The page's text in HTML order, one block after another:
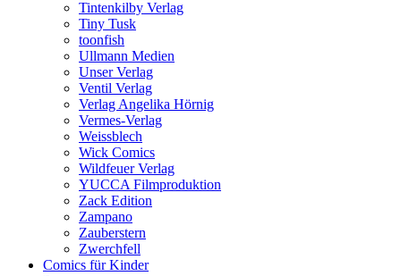
Tintenkilby Verlag
Tiny Tusk
toonfish
Ullmann Medien
Unser Verlag
Ventil Verlag
Verlag Angelika Hörnig
Vermes-Verlag
Weissblech
Wick Comics
Wildfeuer Verlag
YUCCA Filmproduktion
Zack Edition
Zampano
Zauberstern
Zwerchfell
Comics für Kinder